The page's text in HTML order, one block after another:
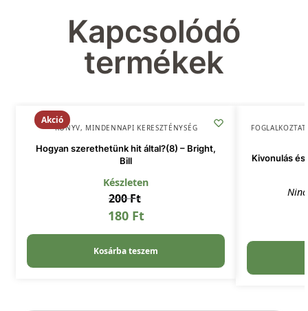
Kapcsolódó
termékek
Akció
KÖNYV, MINDENNAPI KERESZTÉNYSÉG
Hogyan szerethetünk hit által?(8) – Bright,
Bill
Készleten
200Ft
180 Ft
Kosárba teszem
Kivonulás